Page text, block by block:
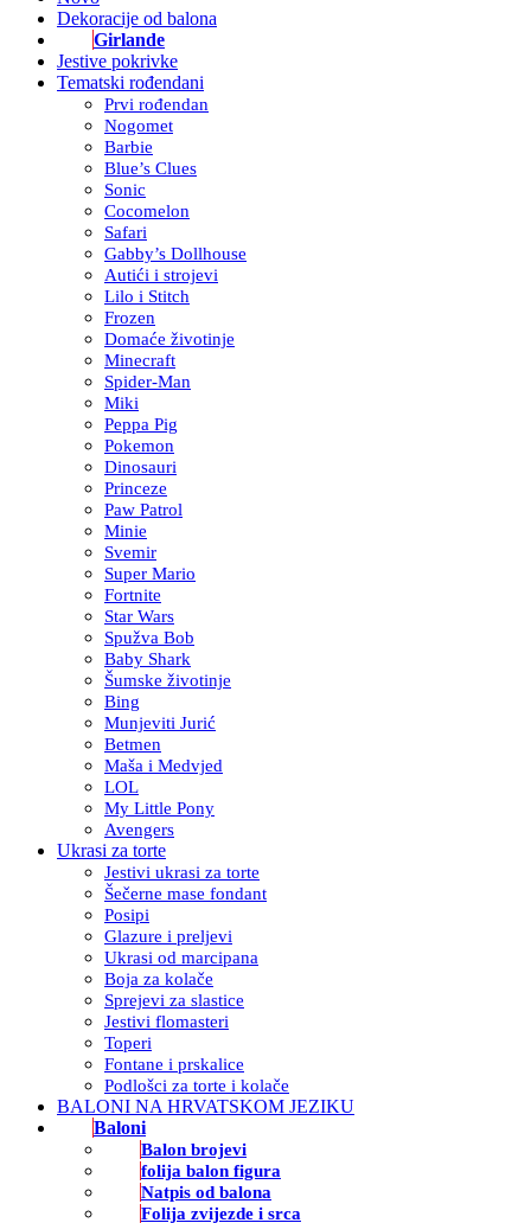
Dekoracije od balona
Girlande
Jestive pokrivke
Tematski rođendani
Prvi rođendan
Nogomet
Barbie
Blue’s Clues
Sonic
Cocomelon
Safari
Gabby’s Dollhouse
Autići i strojevi
Lilo i Stitch
Frozen
Domaće životinje
Minecraft
Spider-Man
Miki
Peppa Pig
Pokemon
Dinosauri
Princeze
Paw Patrol
Minie
Svemir
Super Mario
Fortnite
Star Wars
Spužva Bob
Baby Shark
Šumske životinje
Bing
Munjeviti Jurić
Betmen
Maša i Medvjed
LOL
My Little Pony
Avengers
Ukrasi za torte
Jestivi ukrasi za torte
Šečerne mase fondant
Posipi
Glazure i preljevi
Ukrasi od marcipana
Boja za kolače
Sprejevi za slastice
Jestivi flomasteri
Toperi
Fontane i prskalice
Podlošci za torte i kolače
BALONI NA HRVATSKOM JEZIKU
Baloni
Balon brojevi
folija balon figura
Natpis od balona
Folija zvijezde i srca